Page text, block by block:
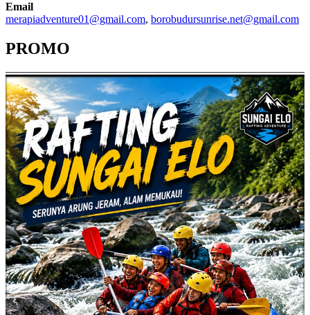
Email
merapiadventure01@gmail.com, borobudursunrise.net@gmail.com
PROMO